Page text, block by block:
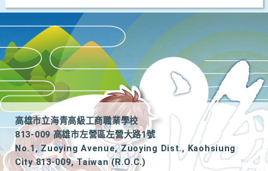
高雄市立海青高級工商職業學校
813-009 高雄市左營區左營大路1號
No.1, Zuoying Avenue, Zuoying Dist., Kaohsiung
City 813-009, Taiwan (R.O.C.)